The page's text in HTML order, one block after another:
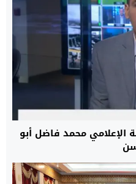
الإعلامي محمد فاضل أبو